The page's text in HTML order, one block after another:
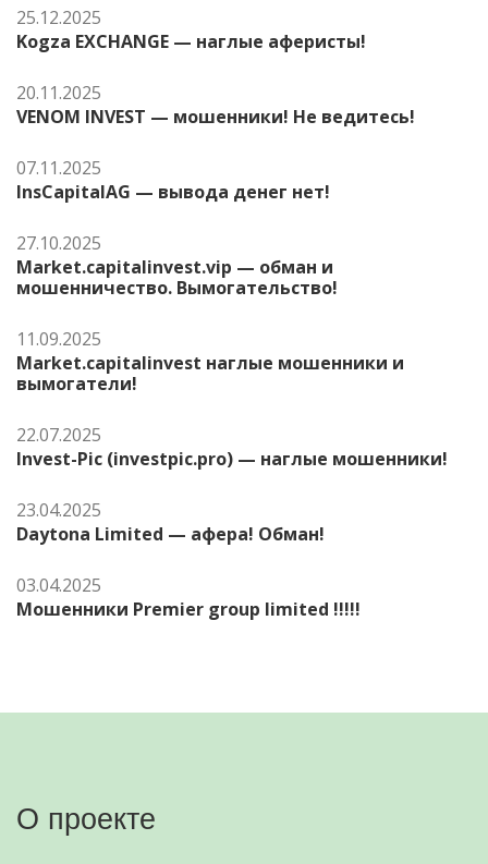
25.12.2025
Kogza EXCHANGE — наглые аферисты!
20.11.2025
VENOM INVEST — мошенники! Не ведитесь!
07.11.2025
InsCapitalAG — вывода денег нет!
27.10.2025
Market.capitalinvest.vip — обман и
мошенничество. Вымогательство!
11.09.2025
Market.capitalinvest наглые мошенники и
вымогатели!
22.07.2025
Invest-Pic (investpic.pro) — наглые мошенники!
23.04.2025
Daytona Limited — афера! Обман!
03.04.2025
Мошенники Premier group limited !!!!!
О проекте